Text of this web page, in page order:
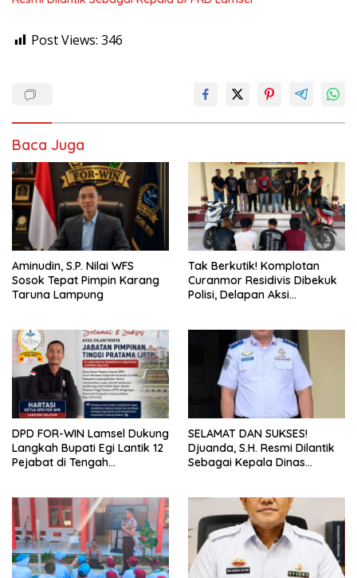
Post Views: 346
Baca Juga
Aminudin, S.P. Nilai WFS
Sosok Tepat Pimpin Karang
Taruna Lampung
Tak Berkutik! Komplotan
Curanmor Residivis Dibekuk
Polisi, Delapan Aksi
DPD FOR-WIN Lamsel Dukung
Langkah Bupati Egi Lantik 12
Pejabat di Tengah
SELAMAT DAN SUKSES!
Djuanda, S.H. Resmi Dilantik
Sebagai Kepala Dinas